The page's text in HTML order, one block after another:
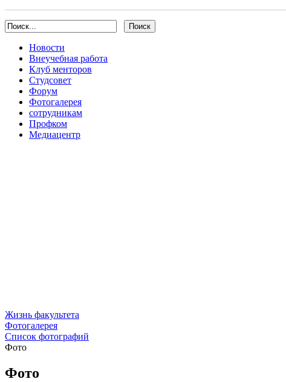
Новости
Внеучебная работа
Клуб менторов
Студсовет
Форум
Фотогалерея
сотрудникам
Профком
Медиацентр
Жизнь факультета
Фотогалерея
Список фотографий
Фото
Фото